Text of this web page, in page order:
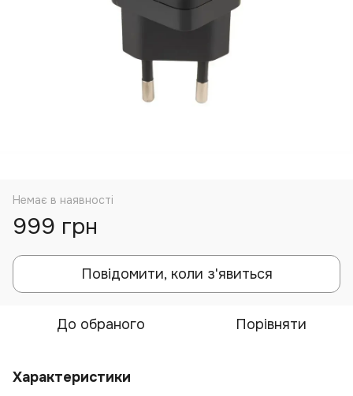
Немає в наявності
999 грн
Повідомити, коли з'явиться
До обраного Порівняти
Характеристики